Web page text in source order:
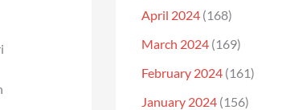
April 2024 (168)
March 2024 (169)
February 2024 (161)
January 2024 (156)